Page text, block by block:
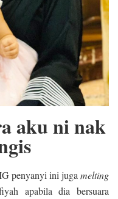
aku ni nak
penyanyi ini juga melting
apabila dia bersuara